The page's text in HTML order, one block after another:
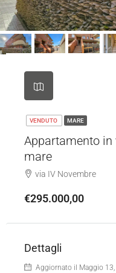
VENDUTO MARE
Appartamento
mare
via IV Novembre
€295.000,00
Dettagli
Aggiornato il Maggio